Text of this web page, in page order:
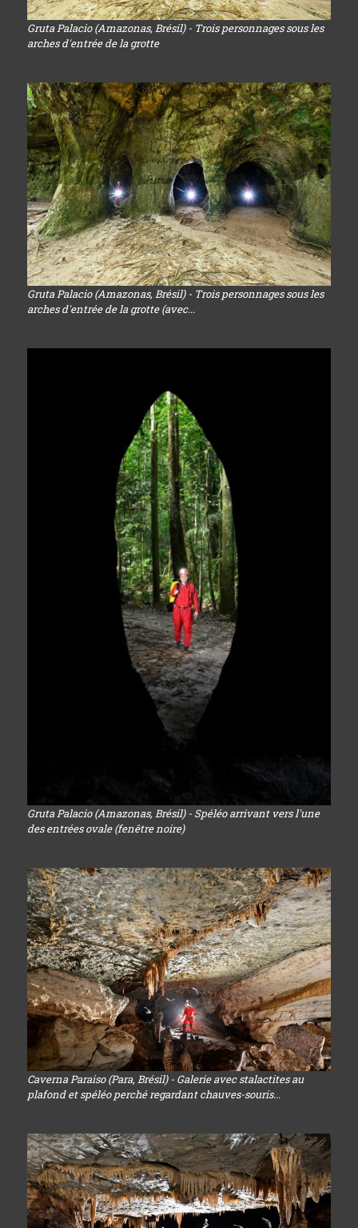
Gruta Palacio (Amazonas, Brésil) - Trois personnages sous les
arches d'entrée de la grotte
Gruta Palacio (Amazonas, Brésil) - Trois personnages sous les
arches d'entrée de la grotte (avec...
Gruta Palacio (Amazonas, Brésil) - Spéléo arrivant vers l'une
des entrées ovale (fenêtre noire)
Caverna Paraiso (Para, Brésil) - Galerie avec stalactites au
plafond et spéléo perché regardant chauves-souris...